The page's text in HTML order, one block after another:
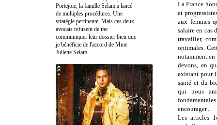
La France
et
aux femmes
salaire en cas
travailler,
optimales.
notamment
devons, en
existant pour
santé et du
qui nous
encourager...
Les articles
Portejoie, la famille Selam a lancé
de multiples procédures. Une
stratégie pertinente. Mais ces deux
avocats refusent de me
communiquer leur dossier bien que
je bénéficie de l'accord de Mme
Juliette Selam.